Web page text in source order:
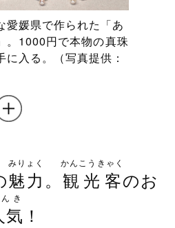
愛媛県で作られた「あ
。1000円で本物の真珠
入る。（写真提供：
魅力
みりょく
。 観光客
かんこうきゃく
のお
気
き
！